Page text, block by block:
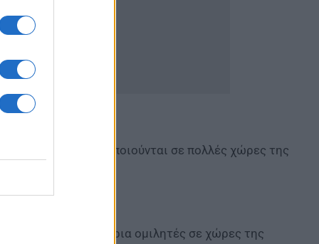
και χρησιμοποιούνται σε πολλές χώρες της
400 εκατομμύρια ομιλητές σε χώρες της